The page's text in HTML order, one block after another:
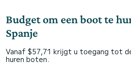
Budget om een boot te
Spanje
Vanaf $57,71 krijgt u toegang tot
huren boten.